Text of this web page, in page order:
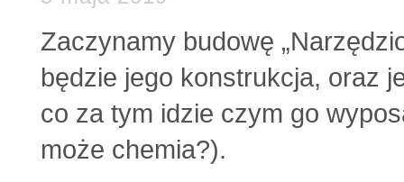
Zaczynamy budowę
będzie jego konstrukcja, oraz
co za tym idzie czym go
może chemia?).